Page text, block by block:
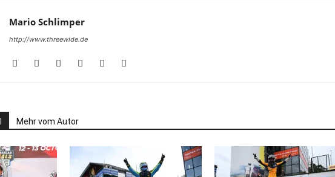
Mario Schlimper
http://www.threewide.de
Mehr vom Autor